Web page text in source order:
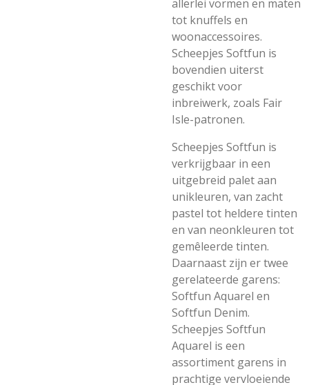
allerlei vormen en maten
tot knuffels en
woonaccessoires.
Scheepjes Softfun is
bovendien uiterst
geschikt voor
inbreiwerk, zoals Fair
Isle-patronen.
Scheepjes Softfun is
verkrijgbaar in een
uitgebreid palet aan
unikleuren, van zacht
pastel tot heldere tinten
en van neonkleuren tot
gemêleerde tinten.
Daarnaast zijn er twee
gerelateerde garens:
Softfun Aquarel en
Softfun Denim.
Scheepjes Softfun
Aquarel is een
assortiment garens in
prachtige vervloeiende